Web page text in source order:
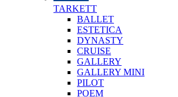
TARKETT
BALLET
ESTETICA
DYNASTY
CRUISE
GALLERY
GALLERY MINI
PILOT
POEM